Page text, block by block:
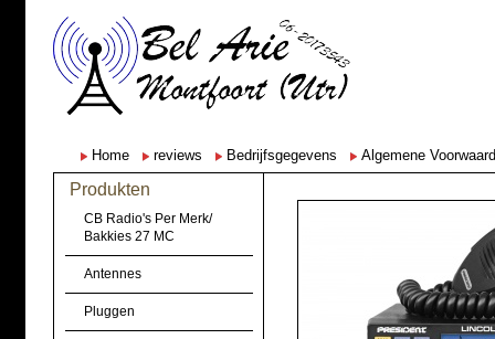
Home reviews Bedrijfsgegevens Algemene
Produkten
CB Radio's Per Merk/
Bakkies 27 MC
Antennes
Pluggen